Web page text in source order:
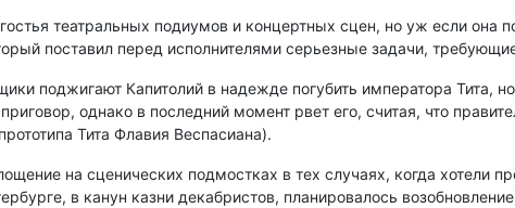
театральных подиумов и концертных сцен, но уж если она
поставил перед исполнителями серьезные задачи,
поджигают Капитолий в надежде погубить императора Тита,
однако в последний момент рвет его, считая, что
Тита Флавия Веспасиана).
на сценических подмостках в тех случаях, когда хотели
в канун казни декабристов, планировалось